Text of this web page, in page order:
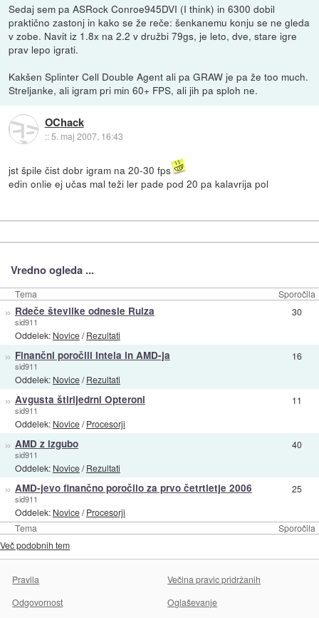
Sedaj sem pa ASRock Conroe945DVI (I think) in 6300 dobil
praktično zastonj in kako se že reče: šenkanemu konju se ne gleda
v zobe. Navit iz 1.8x na 2.2 v družbi 79gs, je leto, dve, stare igre
prav lepo igrati.
Kakšen Splinter Cell Double Agent ali pa GRAW je pa že too much.
Streljanke, ali igram pri min 60+ FPS, ali jih pa sploh ne.
OChack
::5. maj 2007, 16:43
jst špile čist dobr igram na 20-30 fps
edin onlie ej učas mal teži ler pade pod 20 pa kalavrija pol
Vredno ogleda ...
Tema Sporočila
Tema Sporočila
» Rdeče številke odnesle Ruiza
sid911
Oddelek: Novice/Rezultati
30
» Finančni poročili Intela in AMD-ja
sid911
Oddelek: Novice/Rezultati
16
» Avgusta štirijedrni Opteroni
sid911
Oddelek: Novice/Procesorji
11
» AMD z izgubo
sid911
Oddelek: Novice/Rezultati
40
» AMD-jevo finančno poročilo za prvo četrtletje 2006
sid911
Oddelek: Novice/Procesorji
25
Več podobnih tem
Pravila
Večina pravic pridržanih
Odgovornost
Oglaševanje